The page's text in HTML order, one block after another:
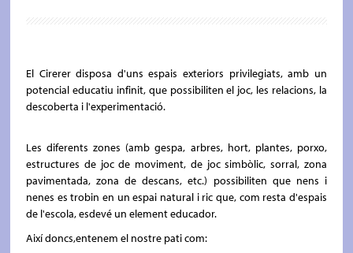
El Cirerer disposa d'uns espais exteriors privilegiats, amb un
potencial educatiu infinit, que possibiliten el joc, les relacions, la
descoberta i l'experimentació.
Les diferents zones (amb gespa, arbres, hort, plantes, porxo,
estructures de joc de moviment, de joc simbòlic, sorral, zona
pavimentada, zona de descans, etc.) possibiliten que nens i
nenes es trobin en un espai natural i ric que, com resta d'espais
de l'escola, esdevé un element educador.
Així doncs,entenem el nostre pati com: